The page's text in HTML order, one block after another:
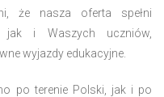
że nasza oferta spełni
jak i Waszych uczniów,
wyjazdy edukacyjne.
po terenie Polski, jak i po